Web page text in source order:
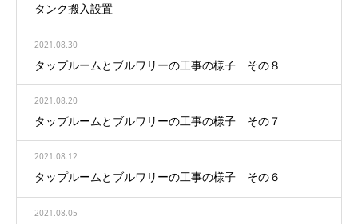
タンク搬入設置
2021.08.30
タップルームとブルワリーの工事の様子 その８
2021.08.20
タップルームとブルワリーの工事の様子 その７
2021.08.12
タップルームとブルワリーの工事の様子 その６
2021.08.05